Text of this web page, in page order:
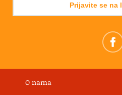
Prijavite se na
O nama